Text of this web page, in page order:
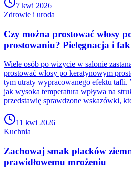
7 kwi 2026
Zdrowie i uroda
Czy można prostować włosy
prostowaniu? Pielęgnacja i
Wiele osób po wizycie w salonie
prostować włosy po keratynowym
tym utraty wypracowanego efektu
jak wysoka temperatura wpływa na
przedstawię sprawdzone wskazówki,
11 kwi 2026
Kuchnia
Zachowaj smak placków
prawidłowemu mrożeniu